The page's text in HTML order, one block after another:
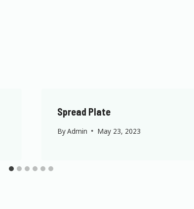
Spread Plate
ByAdmin May 23, 2023